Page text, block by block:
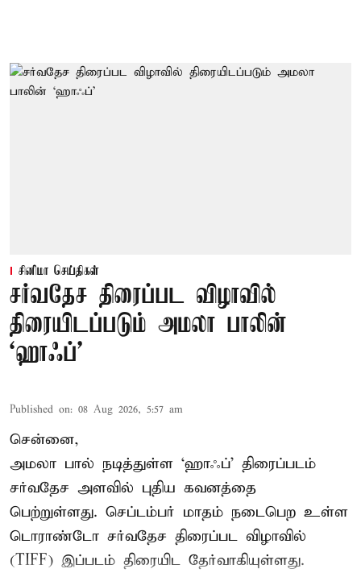
சினிமா செய்திகள்
சர்வதேச திரைப்பட விழாவில்
திரையிடப்படும் அமலா பாலின்
‘ஹாஃப்’
Published on: 08 Aug 2026, 5:57 am
சென்னை,
அமலா பால் நடித்துள்ள ‘ஹாஃப்’ திரைப்படம்
சர்வதேச அளவில் புதிய கவனத்தை
பெற்றுள்ளது. செப்டம்பர் மாதம் நடைபெற உள்ள
டொராண்டோ சர்வதேச திரைப்பட விழாவில்
(TIFF) இப்படம் திரையிட தேர்வாகியுள்ளது.